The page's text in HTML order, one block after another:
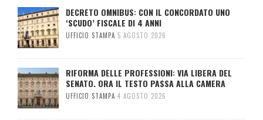
DECRETO OMNIBUS: CON IL CONCORDATO UNO
‘SCUDO’ FISCALE DI 4 ANNI
UFFICIO STAMPA 5 AGOSTO 2026
RIFORMA DELLE PROFESSIONI: VIA LIBERA DEL
SENATO. ORA IL TESTO PASSA ALLA CAMERA
UFFICIO STAMPA 4 AGOSTO 2026